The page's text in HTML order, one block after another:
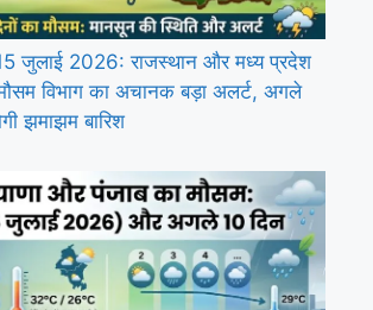
जुलाई 2026: राजस्थान और मध्य प्रदेश
विभाग का अचानक बड़ा अलर्ट, अगले
झमाझम बारिश